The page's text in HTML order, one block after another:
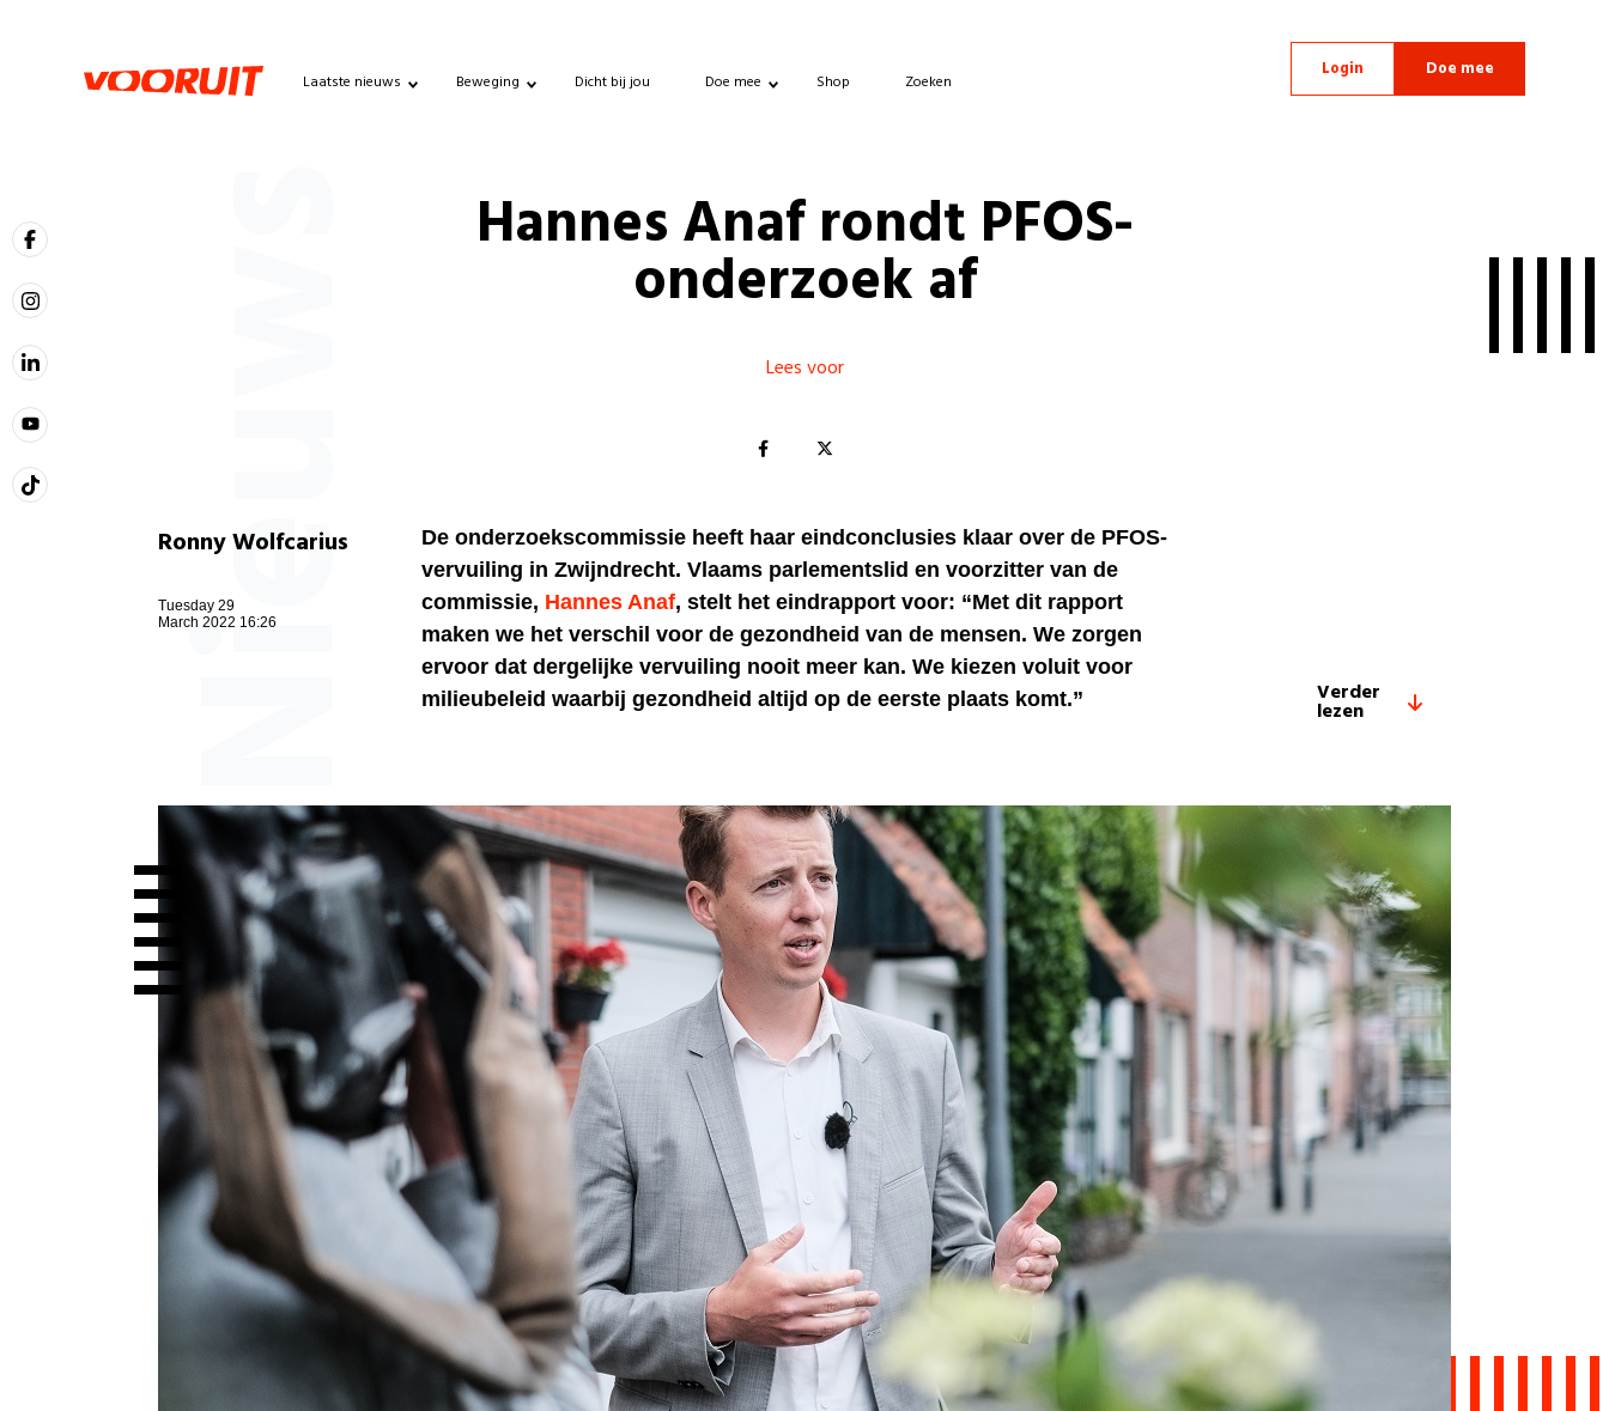
Laatste nieuws Beweging Dicht bij jou Doe mee Shop Zoeken
Login Doe mee
Nieuws Hannes Anaf rondt PFOS-
onderzoek af
Lees voor
Ronny Wolfcarius
Tuesday 29
March 2022 16:26
De onderzoekscommissie heeft haar eindconclusies klaar over de PFOS-
vervuiling in Zwijndrecht. Vlaams parlementslid en voorzitter van de
commissie, Hannes Anaf, stelt het eindrapport voor: “Met dit rapport
maken we het verschil voor de gezondheid van de mensen. We zorgen
ervoor dat dergelijke vervuiling nooit meer kan. We kiezen voluit voor
milieubeleid waarbij gezondheid altijd op de eerste plaats komt.”
Verder
lezen